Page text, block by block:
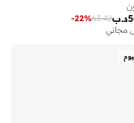
د.ب63.42
-22%
مجاني